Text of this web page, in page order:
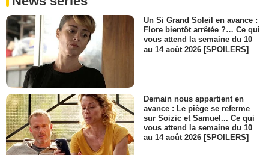
Un Si Grand Soleil en avance :
Flore bientôt arrêtée ?… Ce qui
vous attend la semaine du 10
au 14 août 2026 [SPOILERS]
Demain nous appartient en
avance : Le piège se referme
sur Soizic et Samuel... Ce qui
vous attend la semaine du 10
au 14 août 2026 [SPOILERS]